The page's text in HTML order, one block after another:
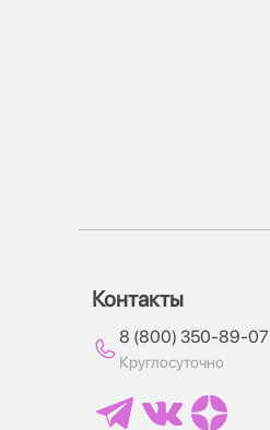
Контакты
8 (800) 350-89-07
Круглосуточно